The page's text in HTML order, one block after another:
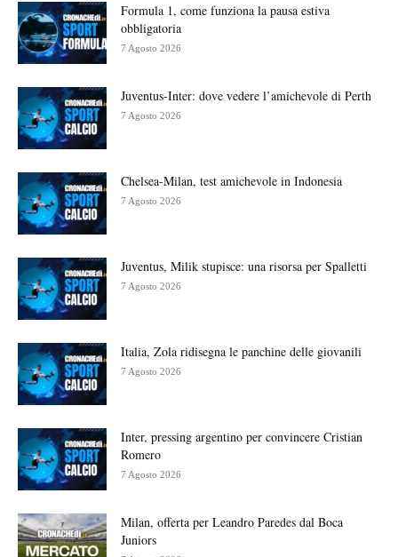
Formula 1, come funziona la pausa estiva
obbligatoria
7 Agosto 2026
Juventus-Inter: dove vedere l’amichevole di Perth
7 Agosto 2026
Chelsea-Milan, test amichevole in Indonesia
7 Agosto 2026
Juventus, Milik stupisce: una risorsa per Spalletti
7 Agosto 2026
Italia, Zola ridisegna le panchine delle giovanili
7 Agosto 2026
Inter, pressing argentino per convincere Cristian
Romero
7 Agosto 2026
Milan, offerta per Leandro Paredes dal Boca
Juniors